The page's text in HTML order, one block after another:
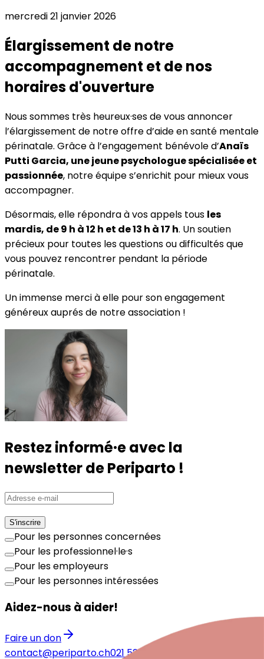
mercredi 21 janvier 2026
Élargissement de notre
accompagnement et de nos
horaires d'ouverture
Nous sommes très heureux·ses de vous annoncer
l’élargissement de notre offre d’aide en santé mentale
périnatale. Grâce à l’engagement bénévole d’Anaïs
Putti Garcia, une jeune psychologue spécialisée et
passionnée, notre équipe s’enrichit pour mieux vous
accompagner.
Désormais, elle répondra à vos appels tous les
mardis, de 9 h à 12 h et de 13 h à 17 h. Un soutien
précieux pour toutes les questions ou difficultés que
vous pouvez rencontrer pendant la période
périnatale.
Un immense merci à elle pour son engagement
généreux auprés de notre association !
Restez informé·e avec la
newsletter de Periparto !
S'inscrire
Pour les personnes concernées
Pour les professionnel·le·s
Pour les employeurs
Pour les personnes intéressées
Aidez-nous à aider!
Faire un don
contact@periparto.ch021 525 77 51